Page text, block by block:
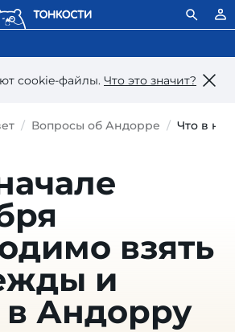
сookie-файлы. Что это значит?
Вопросы об Андорре Что в
взять
и
в Андорру